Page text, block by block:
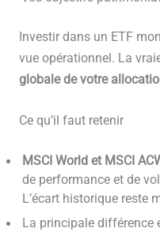
Investir dans un ETF
vue opérationnel. La
globale de votre
Ce qu’il faut retenir
MSCI World et MSCI
de performance et de
L’écart historique reste
La principale différence